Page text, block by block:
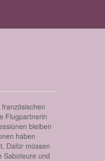
Flugpartnerin
bleiben
haben
Dafür müssen
Saboteure und